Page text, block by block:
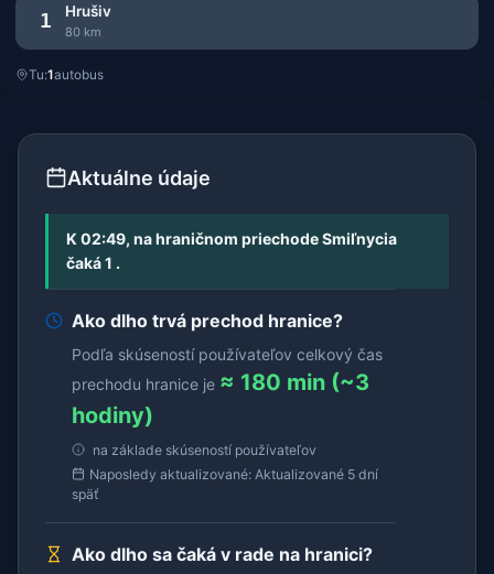
1 Hrušiv
80 km
Tu:1autobus
Aktuálne údaje
K 02:49, na hraničnom priechode Smiľnycia
čaká 1 .
Ako dlho trvá prechod hranice?
Podľa skúseností používateľov celkový čas
prechodu hranice je ≈ 180 min (~3
hodiny)
na základe skúseností používateľov
Naposledy aktualizované: Aktualizované 5 dní
späť
Ako dlho sa čaká v rade na hranici?